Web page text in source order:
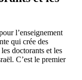
l’enseignement
qui crée des
doctorants et les
C’est le premier